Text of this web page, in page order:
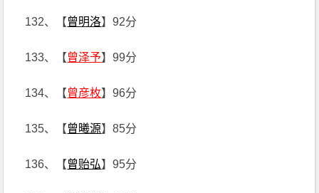
132、【曾明洛】92分
133、【曾泽予】99分
134、【曾彦枚】96分
135、【曾曦源】85分
136、【曾贻弘】95分